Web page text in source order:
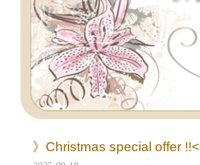
》Christmas special offer !!<